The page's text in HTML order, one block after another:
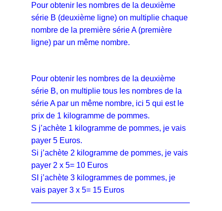
Pour obtenir les nombres de la deuxième
série B (deuxième ligne) on multiplie chaque
nombre de la première série A (première
ligne) par un même nombre.
Pour obtenir les nombres de la deuxième
série B, on multiplie tous les nombres de la
série A par un même nombre, ici 5 qui est le
prix de 1 kilogramme de pommes.
S j’achète 1 kilogramme de pommes, je vais
payer 5 Euros.
Si j’achète 2 kilogramme de pommes, je vais
payer 2 x 5= 10 Euros
SI j’achète 3 kilogrammes de pommes, je
vais payer 3 x 5= 15 Euros
————————————————————